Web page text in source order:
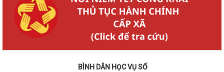
BÌNH DÂN HỌC VỤ SỐ